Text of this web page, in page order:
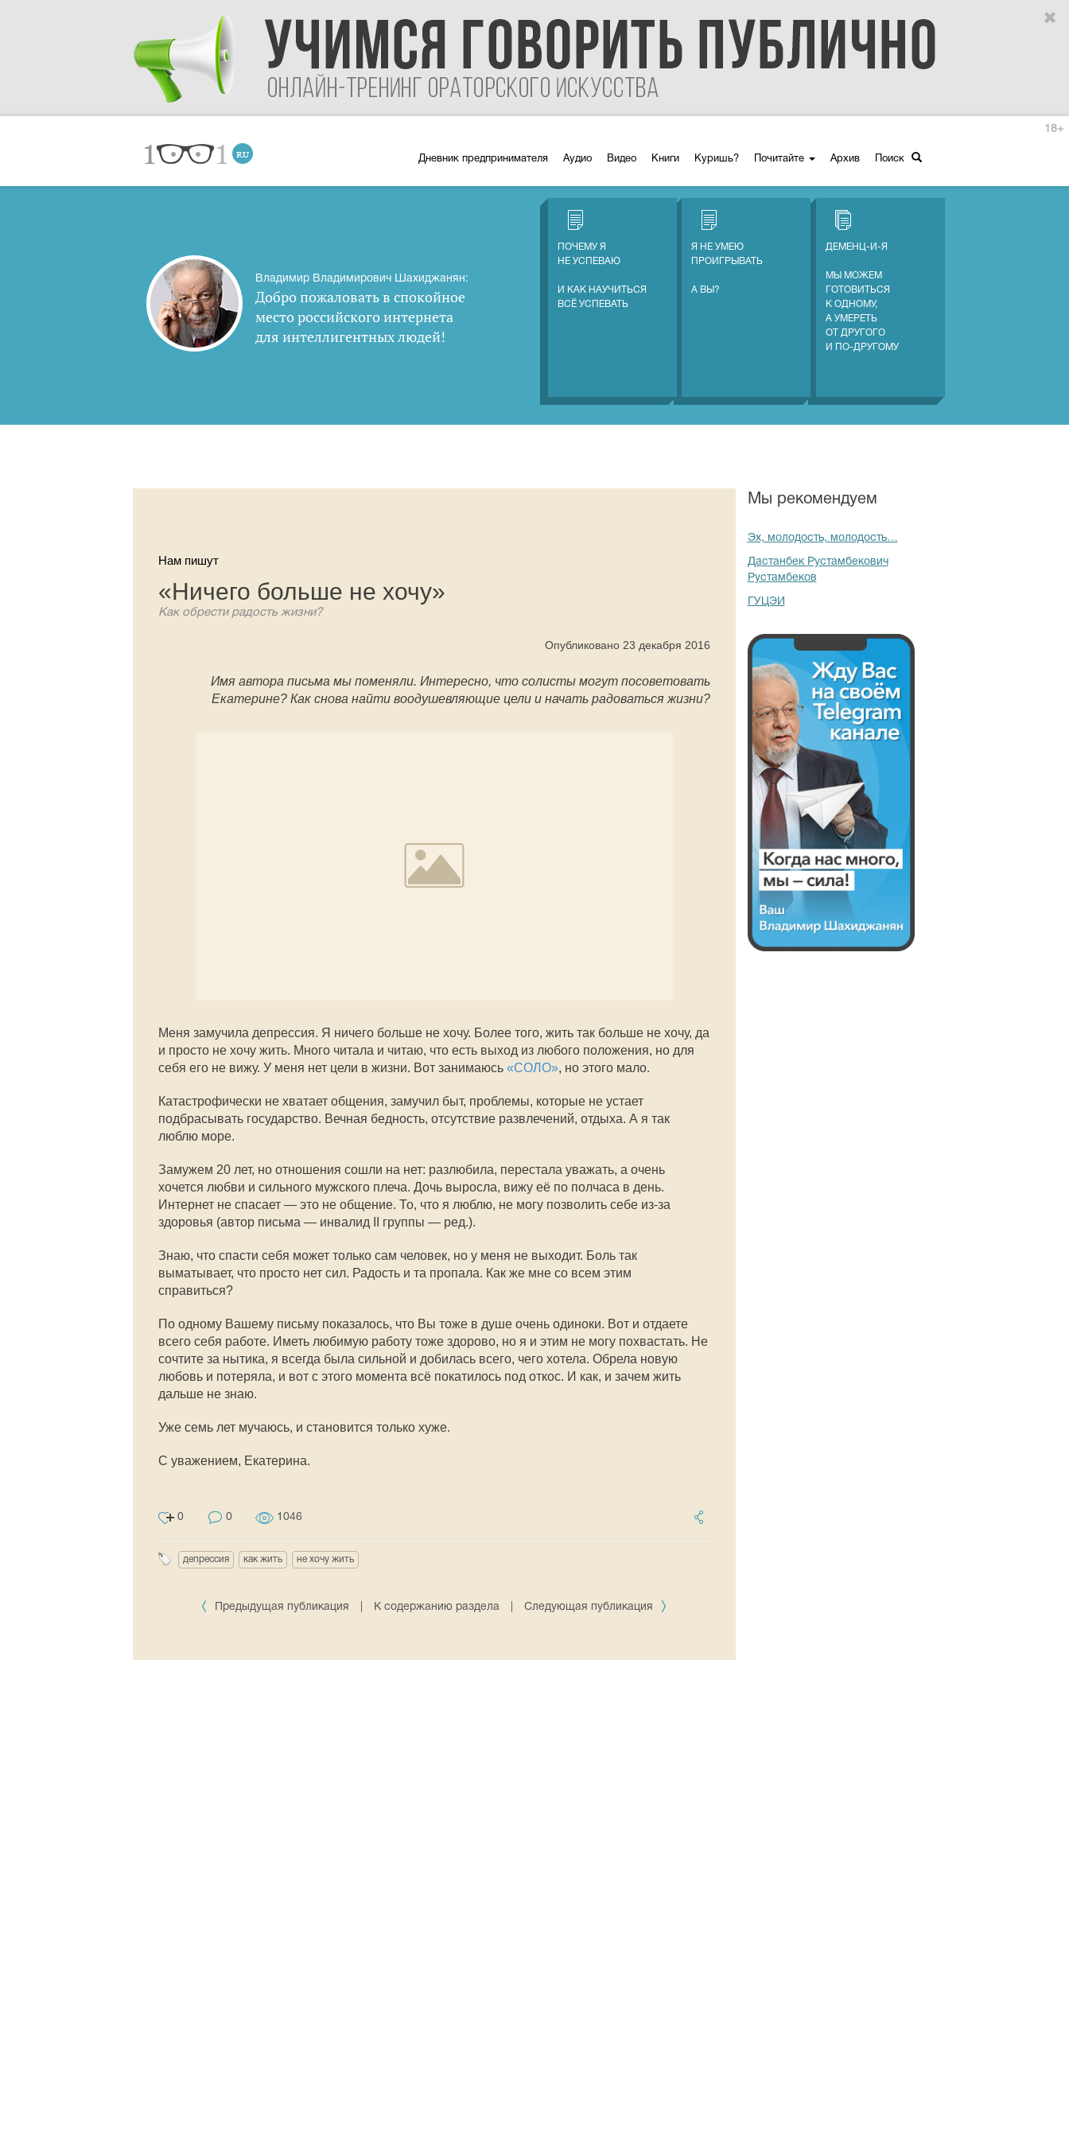
Дневник предпринимателя Аудио Видео Книги Куришь? Почитайте Архив Поиск
18+
Владимир Владимирович Шахиджанян:
Добро пожаловать в спокойное
место российского интернета
для интеллигентных людей!
ПОЧЕМУ Я
НЕ УСПЕВАЮ
И КАК НАУЧИТЬСЯ
ВСЁ УСПЕВАТЬ
Я НЕ УМЕЮ
ПРОИГРЫВАТЬ
А ВЫ?
ДЕМЕНЦ-И-Я
МЫ МОЖЕМ
ГОТОВИТЬСЯ
К ОДНОМУ,
А УМЕРЕТЬ
ОТ ДРУГОГО
И ПО-ДРУГОМУ
Нам пишут
«Ничего больше не хочу»
Как обрести радость жизни?
Опубликовано 23 декабря 2016
Имя автора письма мы поменяли. Интересно, что солисты могут посоветовать
Екатерине? Как снова найти воодушевляющие цели и начать радоваться жизни?
Меня замучила депрессия. Я ничего больше не хочу. Более того, жить так больше не хочу, да
и просто не хочу жить. Много читала и читаю, что есть выход из любого положения, но для
себя его не вижу. У меня нет цели в жизни. Вот занимаюсь «СОЛО», но этого мало.
Катастрофически не хватает общения, замучил быт, проблемы, которые не устает
подбрасывать государство. Вечная бедность, отсутствие развлечений, отдыха. А я так
люблю море.
Замужем 20 лет, но отношения сошли на нет: разлюбила, перестала уважать, а очень
хочется любви и сильного мужского плеча. Дочь выросла, вижу её по полчаса в день.
Интернет не спасает — это не общение. То, что я люблю, не могу позволить себе из-за
здоровья (автор письма — инвалид II группы — ред.).
Знаю, что спасти себя может только сам человек, но у меня не выходит. Боль так
выматывает, что просто нет сил. Радость и та пропала. Как же мне со всем этим
справиться?
По одному Вашему письму показалось, что Вы тоже в душе очень одиноки. Вот и отдаете
всего себя работе. Иметь любимую работу тоже здорово, но я и этим не могу похвастать. Не
сочтите за нытика, я всегда была сильной и добилась всего, чего хотела. Обрела новую
любовь и потеряла, и вот с этого момента всё покатилось под откос. И как, и зачем жить
дальше не знаю.
Уже семь лет мучаюсь, и становится только хуже.
С уважением, Екатерина.
0 0 1046
депрессия как жить не хочу жить
Предыдущая публикация К содержанию раздела Следующая публикация
Мы рекомендуем
Эх, молодость, молодость…
Дастанбек Рустамбекович
Рустамбеков
ГУЦЭИ